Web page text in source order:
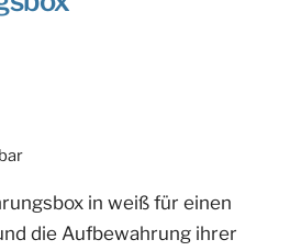
in weiß für einen
die Aufbewahrung ihrer